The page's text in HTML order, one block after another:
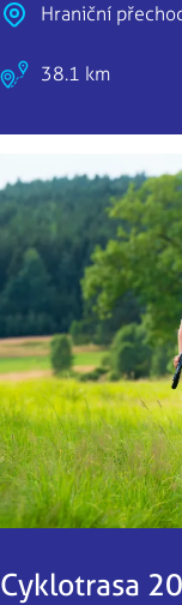
Hraniční
38.1 km
Cyklotrasa